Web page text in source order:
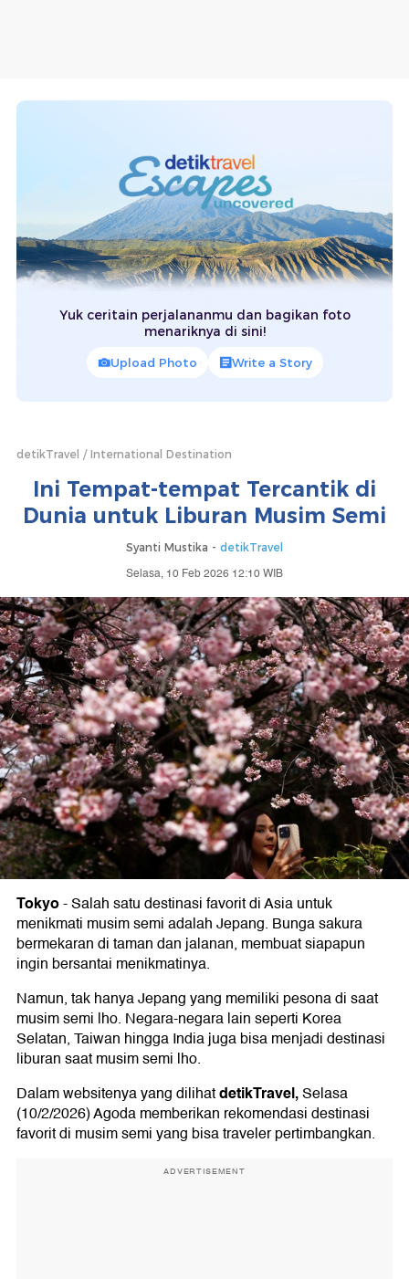
Yuk ceritain perjalananmu dan bagikan foto
menariknya di sini!
Upload Photo Write a Story
detikTravel International Destination
Ini Tempat-tempat Tercantik di
Dunia untuk Liburan Musim Semi
Syanti Mustika - detikTravel
Selasa, 10 Feb 2026 12:10 WIB
Tokyo-Salah satu destinasi favorit di Asia untuk
menikmati musim semi adalah Jepang. Bunga sakura
bermekaran di taman dan jalanan, membuat siapapun
ingin bersantai menikmatinya.
Namun, tak hanya Jepang yang memiliki pesona di saat
musim semi lho. Negara-negara lain seperti Korea
Selatan, Taiwan hingga India juga bisa menjadi destinasi
liburan saat musim semi lho.
Dalam websitenya yang dilihatdetikTravel,Selasa
(10/2/2026) Agoda memberikan rekomendasi destinasi
favorit di musim semi yang bisa traveler pertimbangkan.
ADVERTISEMENT